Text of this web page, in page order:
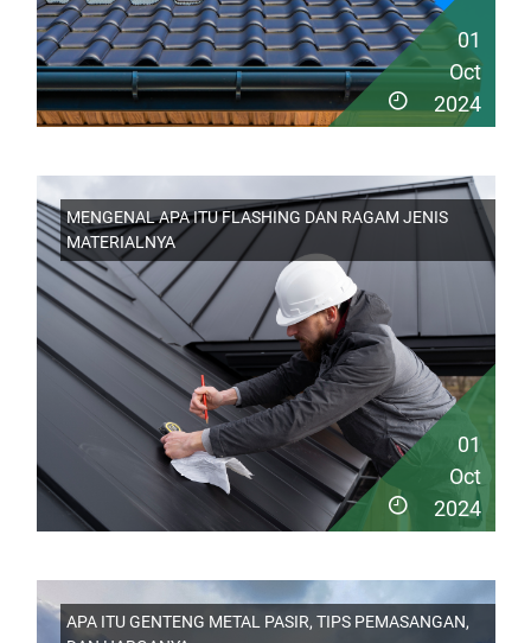
01
Oct
2024
MENGENAL APA ITU FLASHING DAN RAGAM JENIS
MATERIALNYA
01
Oct
2024
APA ITU GENTENG METAL PASIR, TIPS PEMASANGAN,